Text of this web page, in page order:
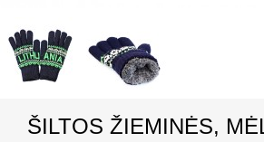
ŠILTOS ŽIEMINĖS,